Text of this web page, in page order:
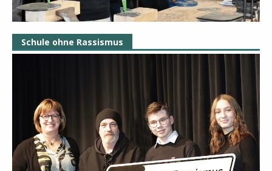
Schule ohne Rassismus